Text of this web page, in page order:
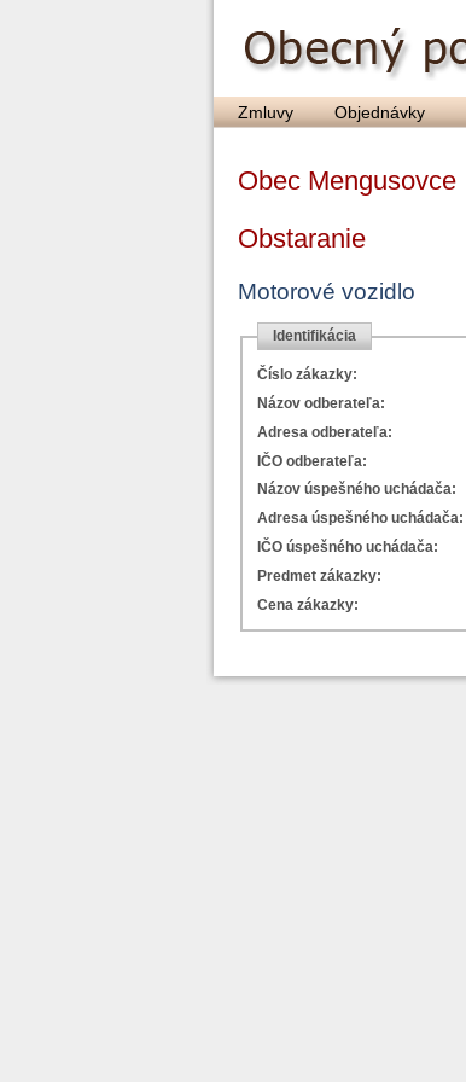
Zmluvy Objednávky
Obec Mengusovce
Obstaranie
Motorové vozidlo
Identifikácia
Číslo zákazky:
Názov odberateľa:
Adresa odberateľa:
IČO odberateľa:
Názov úspešného uchádača:
Adresa úspešného uchádača:
IČO úspešného uchádača:
Predmet zákazky:
Cena zákazky: